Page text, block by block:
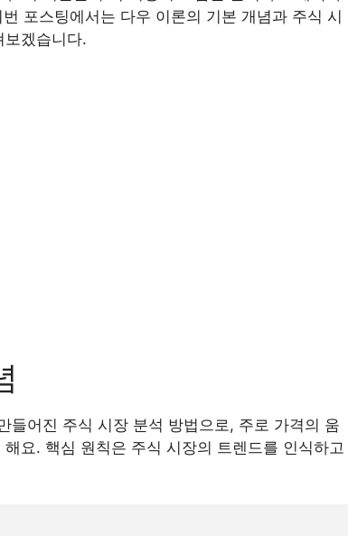
포스팅에서는 다우 이론의 기본 개념과 주식 시
보겠습니다.
어진 주식 시장 분석 방법으로, 주로 가격의 움
요. 핵심 원칙은 주식 시장의 트렌드를 인식하고